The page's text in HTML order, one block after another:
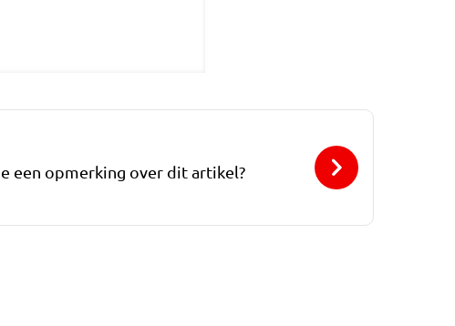
een opmerking over dit artikel?